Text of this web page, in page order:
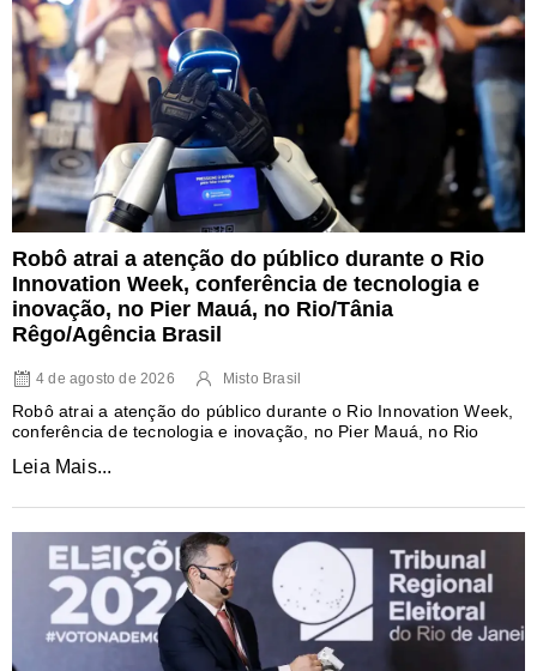
Robô atrai a atenção do público durante o Rio
Innovation Week, conferência de tecnologia e
inovação, no Pier Mauá, no Rio/Tânia
Rêgo/Agência Brasil
4 de agosto de 2026 Misto Brasil
Robô atrai a atenção do público durante o Rio Innovation Week,
conferência de tecnologia e inovação, no Pier Mauá, no Rio
Leia Mais...